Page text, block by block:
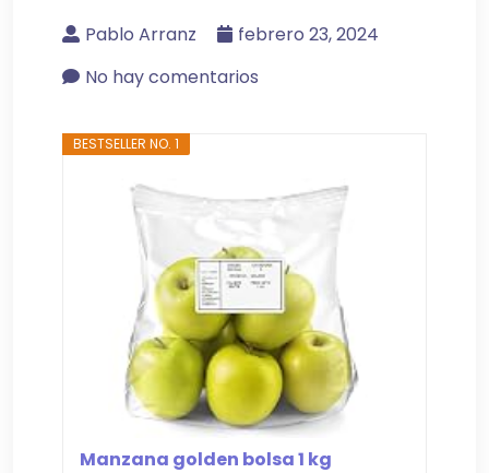
Pablo Arranz
febrero 23, 2024
No hay comentarios
BESTSELLER NO. 1
Manzana golden bolsa 1 kg